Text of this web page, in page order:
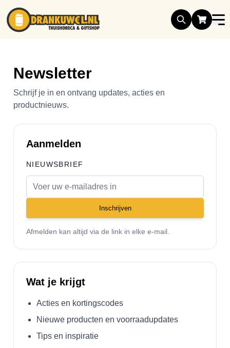
Ga naar de inhoud
Newsletter
Schrijf je in en ontvang updates, acties en
productnieuws.
Aanmelden
NIEUWSBRIEF
Inschrijven
Afmelden kan altijd via de link in elke e-mail.
Wat je krijgt
Acties en kortingscodes
Nieuwe producten en voorraadupdates
Tips en inspiratie